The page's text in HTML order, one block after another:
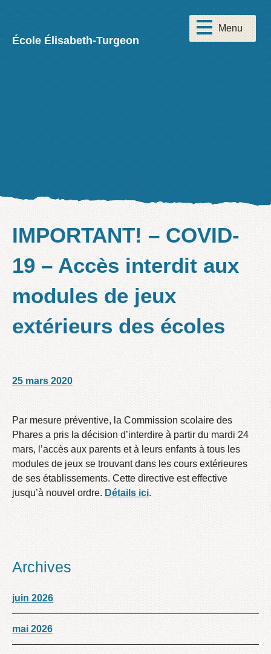
École Élisabeth-Turgeon
IMPORTANT! – COVID-
19 – Accès interdit aux
modules de jeux
extérieurs des écoles
25 mars 2020
Par mesure préventive, la Commission scolaire des
Phares a pris la décision d’interdire à partir du mardi 24
mars, l’accès aux parents et à leurs enfants à tous les
modules de jeux se trouvant dans les cours extérieures
de ses établissements. Cette directive est effective
jusqu’à nouvel ordre. Détails ici.
Archives
juin 2026
mai 2026